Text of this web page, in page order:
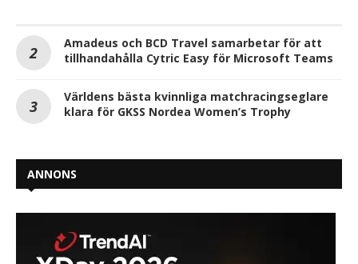
Amadeus och BCD Travel samarbetar för att
tillhandahålla Cytric Easy för Microsoft Teams
Världens bästa kvinnliga matchracingseglare
klara för GKSS Nordea Women’s Trophy
ANNONS